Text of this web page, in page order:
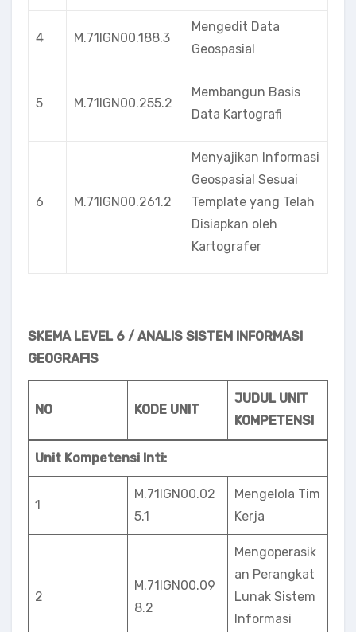
4 M.71IGN00.188.3
Mengedit Data
Geospasial
5 M.71IGN00.255.2
Membangun Basis
Data Kartografi
6 M.71IGN00.261.2
Menyajikan Informasi
Geospasial Sesuai
Template yang Telah
Disiapkan oleh
Kartografer
SKEMA LEVEL 6 / ANALIS SISTEM INFORMASI
GEOGRAFIS
NO KODE UNIT
JUDUL UNIT
KOMPETENSI
Unit Kompetensi Inti:
1
M.71IGN00.02
5.1
Mengelola Tim
Kerja
2
M.71lGN00.09
8.2
Mengoperasik
an Perangkat
Lunak Sistem
Informasi